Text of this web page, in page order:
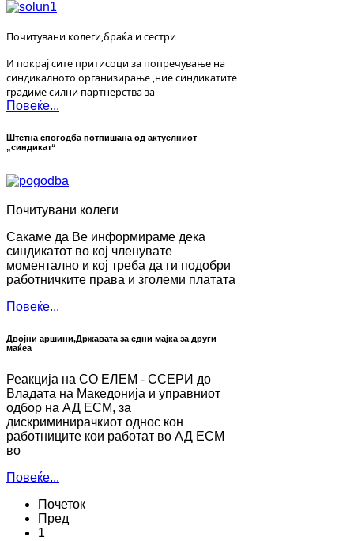
Почитувани колеги,браќа и сестри
И покрај сите притисоци за попречување на
синдикалното организирање ,ние синдикатите
градиме силни партнерства за
Повеќе...
Штетна спогодба потпишана од актуелниот
„синдикат“
Почитувани колеги
Сакаме да Ве информираме дека
синдикатот во кој членувате
моментално и кој треба да ги подобри
работничките права и зголеми платата
Повеќе...
Двојни аршини,Државата за едни мајка за други
маќеа
Реакција на СО ЕЛЕМ - ССЕРИ до
Владата на Македонија и управниот
одбор на АД ЕСМ, за
дискриминирачкиот однос кон
работниците кои работат во АД ЕСМ
во
Повеќе...
Почеток
Пред
1